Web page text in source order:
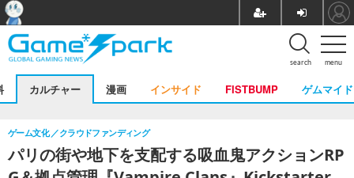
menu
search
カルチャー 漫画 インサイド FISTBUMP ゲムマイド
パリの街や地下を支配する吸血鬼アクションRP
ゲーム文化 クラウドファンディング